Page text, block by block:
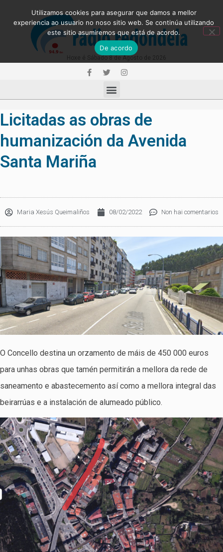
Licitadas as obras de
humanización da Avenida
Santa Mariña
Maria Xesús Queimaliños 08/02/2022 Non hai comentarios
O Concello destina un orzamento de máis de 450 000 euros
para unhas obras que tamén permitirán a mellora da rede de
saneamento e abastecemento así como a mellora integral das
beirarrúas e a instalación de alumeado público.
Utilizamos cookies para asegurar que damos a mellor
experiencia ao usuario no noso sitio web. Se continúa utilizando
este sitio asumiremos que está de acordo.
De acordo